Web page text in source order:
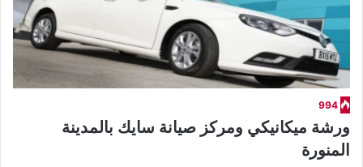
994
ورشة ميكانيكي ومركز صيانة سايك بالمدينة
المنورة